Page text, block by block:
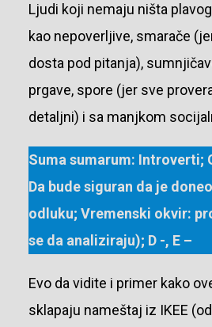
Ljudi koji nemaju ništa
kao nepoverljive, smarače
dosta pod pitanja),
prgave, spore (jer sve
detaljni) i sa manjkom
Suma sumarum: Introverti;
Da bude siguran da je
odluku; Vremenski okvir:
se da analiziraju); D -, E –
Evo da vidite i primer kako
sklapaju nameštaj iz IKEE